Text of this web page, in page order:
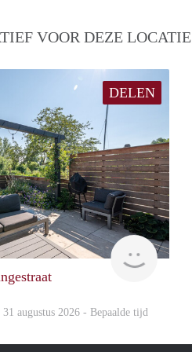
VOOR DEZE LOCATIE
DELEN
Zaanstad
31 augustus 2026 - Bepaalde tijd